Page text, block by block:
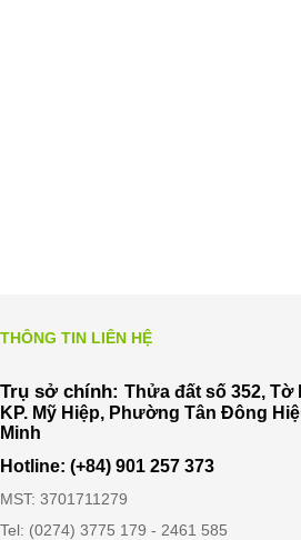
THÔNG TIN LIÊN HỆ
Trụ sở chính: Thửa đất số 352, Tờ
KP. Mỹ Hiệp, Phường Tân Đông
Minh
Hotline: (+84) 901 257 373
MST: 3701711279
Tel: (0274) 3775 179 - 2461 585